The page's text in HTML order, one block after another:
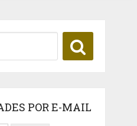
POR E-MAIL